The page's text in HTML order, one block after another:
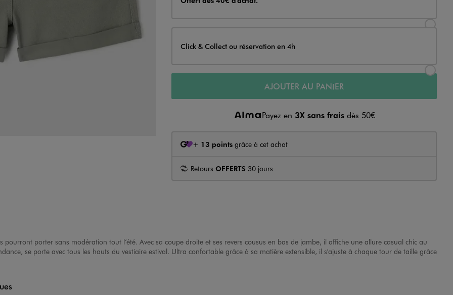
Click & Collect ou réservation en 4h
AJOUTER AU PANIER
Payez en 3X sans fraisdès 50€
+ 13 pointsgrâce à cet achat
Retours OFFERTS 30 jours
pourront porter sans modération tout l’été. Avec sa coupe droite et ses revers cousus en bas de jambe, il affiche une allure casual chic au
se porte avec tous les hauts du vestiaire estival. Ultra confortable grâce à sa matière extensible, il s'ajuste à chaque tour de taille grâce